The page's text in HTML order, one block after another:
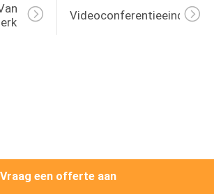
Vraag een offerte aan